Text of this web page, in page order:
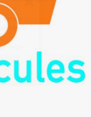
partir
reste